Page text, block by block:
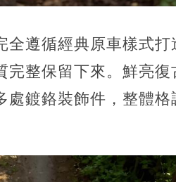
遵循經典原車樣式
整保留下來。鮮亮
鍍鉻裝飾件，整體